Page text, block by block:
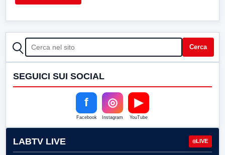
CERCA Cerca
SEGUICI SUI SOCIAL
f
Facebook
◎
Instagram
▶
YouTube
LABTV LIVE LIVE